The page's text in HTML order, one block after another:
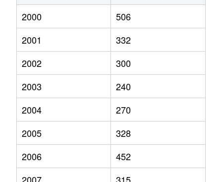
2000
506
2001
332
2002
300
2003
240
2004
270
2005
328
2006
452
2007
315